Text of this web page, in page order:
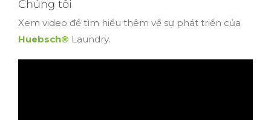
Chúng tôi
Xem video để tìm hiểu thêm về sự phát triển của
Huebsch® Laundry.